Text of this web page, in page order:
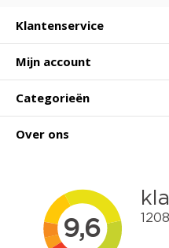
Klantenservice
Mijn account
Categorieën
Over ons